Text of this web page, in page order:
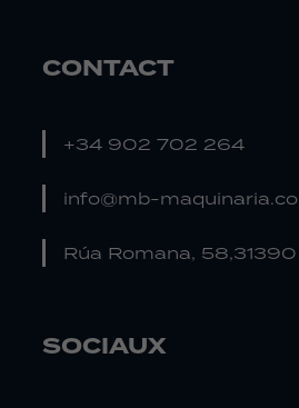
CONTACT
+34 902 702 264
info@mb-
Rúa Romana,
SOCIAUX